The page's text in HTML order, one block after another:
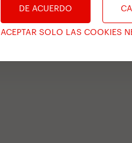
DE ACUERDO
ACEPTAR SOLO LAS COOKIES